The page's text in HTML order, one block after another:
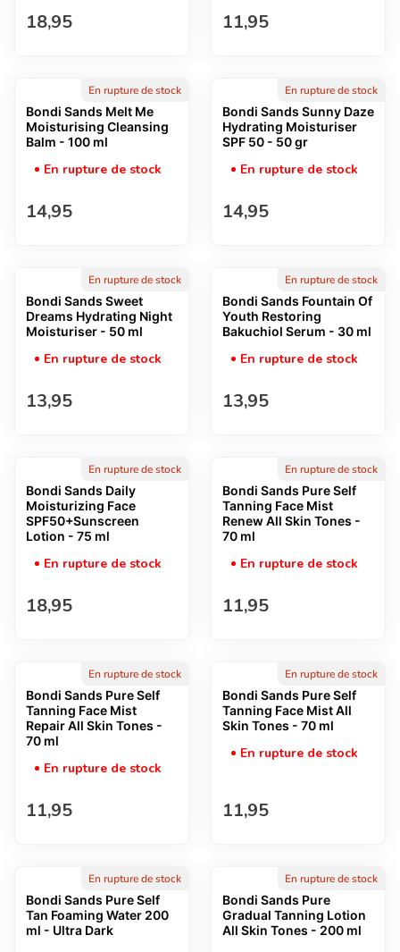
Prix normal
18,95 Prix normal
11,95
En rupture de stock
Bondi Sands Melt Me
Moisturising Cleansing
Balm - 100 ml
En rupture de stock
Prix normal
14,95
En rupture de stock
Bondi Sands Sunny Daze
Hydrating Moisturiser
SPF 50 - 50 gr
En rupture de stock
Prix normal
14,95
En rupture de stock
Bondi Sands Sweet
Dreams Hydrating Night
Moisturiser - 50 ml
En rupture de stock
Prix normal
13,95
En rupture de stock
Bondi Sands Fountain Of
Youth Restoring
Bakuchiol Serum - 30 ml
En rupture de stock
Prix normal
13,95
En rupture de stock
Bondi Sands Daily
Moisturizing Face
SPF50+Sunscreen
Lotion - 75 ml
En rupture de stock
Prix normal
18,95
En rupture de stock
Bondi Sands Pure Self
Tanning Face Mist
Renew All Skin Tones -
70 ml
En rupture de stock
Prix normal
11,95
En rupture de stock
Bondi Sands Pure Self
Tanning Face Mist
Repair All Skin Tones -
70 ml
En rupture de stock
Prix normal
11,95
En rupture de stock
Bondi Sands Pure Self
Tanning Face Mist All
Skin Tones - 70 ml
En rupture de stock
Prix normal
11,95
En rupture de stock
Bondi Sands Pure Self
Tan Foaming Water 200
ml - Ultra Dark
En rupture de stock
Bondi Sands Pure
Gradual Tanning Lotion
All Skin Tones - 200 ml